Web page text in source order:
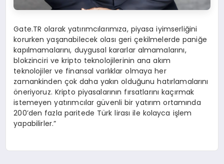
Gate.TR olarak yatırımcılarımıza, piyasa iyimserliğini
korurken yaşanabilecek olası geri çekilmelerde paniğe
kapılmamalarını, duygusal kararlar almamalarını,
blokzinciri ve kripto teknolojilerinin ana akım
teknolojiler ve finansal varlıklar olmaya her
zamankinden çok daha yakın olduğunu hatırlamalarını
öneriyoruz. Kripto piyasalarının fırsatlarını kaçırmak
istemeyen yatırımcılar güvenli bir yatırım ortamında
200’den fazla paritede Türk lirası ile kolayca işlem
yapabilirler.”